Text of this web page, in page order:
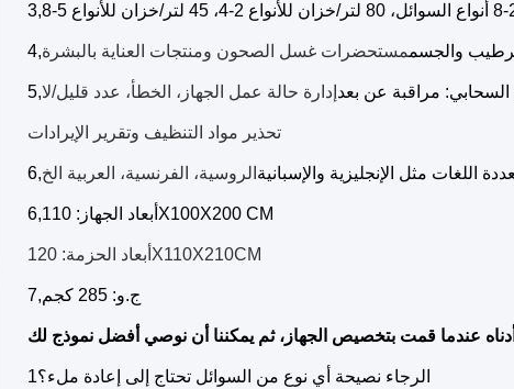
3,
4, والجسممستحضرات غسل الصحون ومنتجات العناية بالبشرة
5, السحابي: مراقبة عن بعد إدارة حالة عمل الجهاز، الخطأ، عدد قليل/لا
تحذير مواد التنظيف وتقرير الإيرادات
6, اللغات مثل الإنجليزية والإسبانية الروسية، الفرنسية، العربية الخ
6, أبعاد الجهاز: 110X100X200 CM
أبعاد الحزمة: 120X110X210CM
7, ج.و: 285 كجم
1الرجاء نصيحة أي نوع من السوائل تحتاج إلى إعادة ملء؟